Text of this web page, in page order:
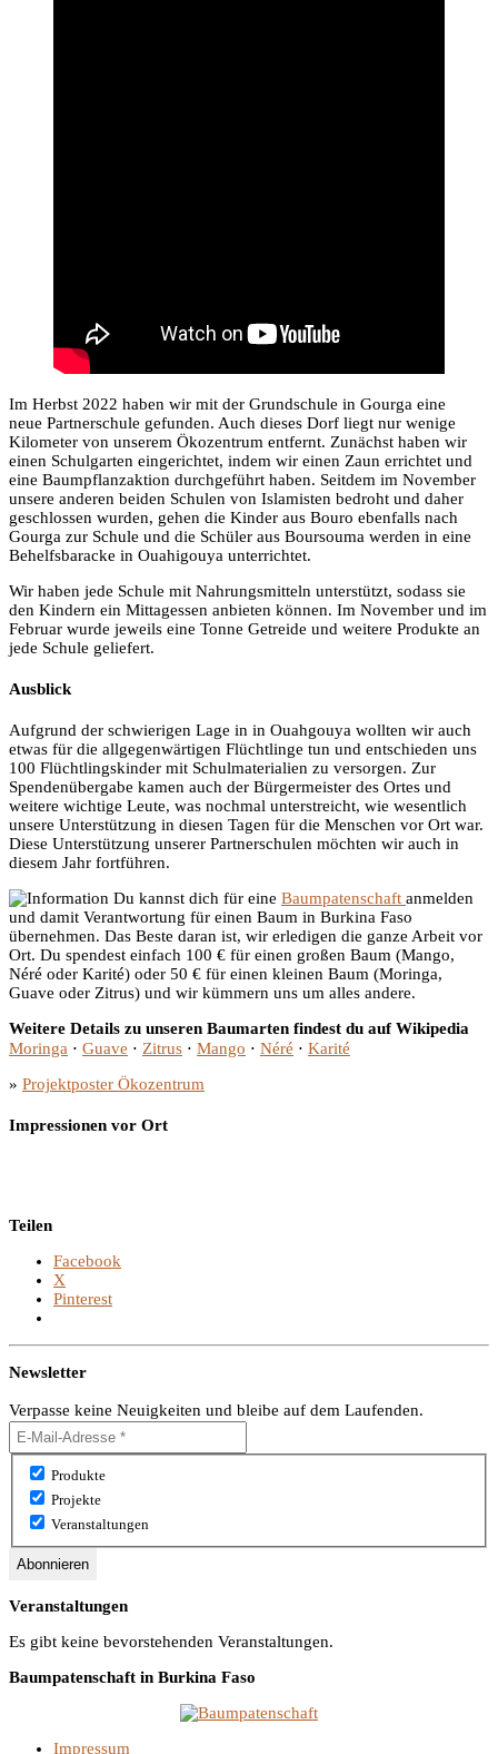
Im Herbst 2022 haben wir mit der Grundschule in Gourga eine
neue Partnerschule gefunden. Auch dieses Dorf liegt nur wenige
Kilometer von unserem Ökozentrum entfernt. Zunächst haben wir
einen Schulgarten eingerichtet, indem wir einen Zaun errichtet und
eine Baumpflanzaktion durchgeführt haben. Seitdem im November
unsere anderen beiden Schulen von Islamisten bedroht und daher
geschlossen wurden, gehen die Kinder aus Bouro ebenfalls nach
Gourga zur Schule und die Schüler aus Boursouma werden in eine
Behelfsbaracke in Ouahigouya unterrichtet.
Wir haben jede Schule mit Nahrungsmitteln unterstützt, sodass sie
den Kindern ein Mittagessen anbieten können. Im November und im
Februar wurde jeweils eine Tonne Getreide und weitere Produkte an
jede Schule geliefert.
Ausblick
Aufgrund der schwierigen Lage in in Ouahgouya wollten wir auch
etwas für die allgegenwärtigen Flüchtlinge tun und entschieden uns
100 Flüchtlingskinder mit Schulmaterialien zu versorgen. Zur
Spendenübergabe kamen auch der Bürgermeister des Ortes und
weitere wichtige Leute, was nochmal unterstreicht, wie wesentlich
unsere Unterstützung in diesen Tagen für die Menschen vor Ort war.
Diese Unterstützung unserer Partnerschulen möchten wir auch in
diesem Jahr fortführen.
Du kannst dich für eine Baumpatenschaft anmelden
und damit Verantwortung für einen Baum in Burkina Faso
übernehmen. Das Beste daran ist, wir erledigen die ganze Arbeit vor
Ort. Du spendest einfach 100 € für einen großen Baum (Mango,
Néré oder Karité) oder 50 € für einen kleinen Baum (Moringa,
Guave oder Zitrus) und wir kümmern uns um alles andere.
Weitere Details zu unseren Baumarten findest du auf Wikipedia
Moringa ⋅ Guave ⋅ Zitrus ⋅ Mango ⋅ Néré ⋅ Karité
» Projektposter Ökozentrum
Impressionen vor Ort
Teilen
Facebook
X
Pinterest
Newsletter
Verpasse keine Neuigkeiten und bleibe auf dem Laufenden.
Produkte
Projekte
Veranstaltungen
Veranstaltungen
Es gibt keine bevorstehenden Veranstaltungen.
Baumpatenschaft in Burkina Faso
Impressum